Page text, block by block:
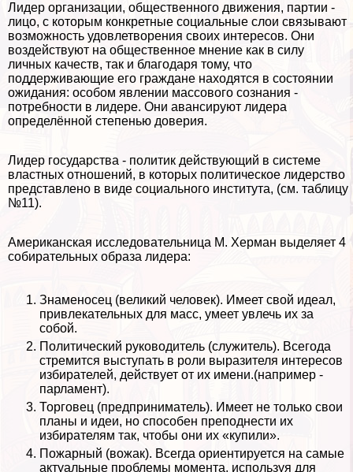
Лидер организации, общественного движения, партии -
лицо, с которым конкретные социальные слои связывают
возможность удовлетворения своих интересов. Они
воздействуют на общественное мнение как в силу
личных качеств, так и благодаря тому, что
поддерживающие его граждане находятся в состоянии
ожидания: особом явлении массового сознания -
потребности в лидере. Они авансируют лидера
определённой степенью доверия.
Лидер государства - политик действующий в системе
властных отношений, в которых политическое лидерство
представлено в виде социального института, (см. таблицу
№11).
Американская исследовательница М. Херман выделяет 4
собирательных образа лидера:
Знаменосец (великий человек). Имеет свой идеал,
привлекательных для масс, умеет увлечь их за
собой.
Политический руководитель (служитель). Всегода
стремится выступать в роли выразителя интересов
избирателей, действует от их имени.(например -
парламент).
Торговец (предприниматель). Имеет не только свои
планы и идеи, но способен преподнести их
избирателям так, чтобы они их «купили».
Пожарный (вожак). Всегда ориентируется на самые
актуальные проблемы момента, используя для